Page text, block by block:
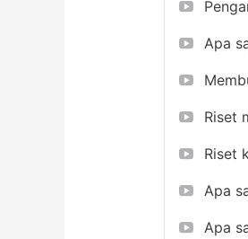
Apa
Riset
Riset
Apa
Apa